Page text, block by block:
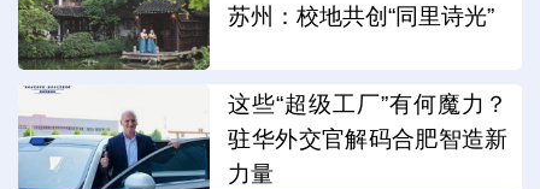
苏州：校地共创“同里诗光”
这些“超级工厂”有何魔力？
驻华外交官解码合肥智造新
力量